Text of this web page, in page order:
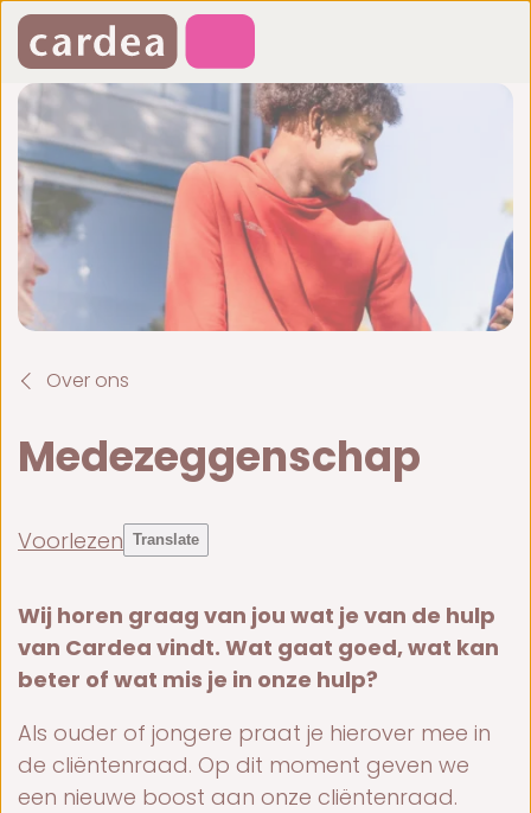
Over ons
Medezeggenschap
Voorlezen Translate
Wij horen graag van jou wat je van de hulp
van Cardea vindt. Wat gaat goed, wat kan
beter of wat mis je in onze hulp?
Als ouder of jongere praat je hierover mee in
de cliëntenraad. Op dit moment geven we
een nieuwe boost aan onze cliëntenraad.